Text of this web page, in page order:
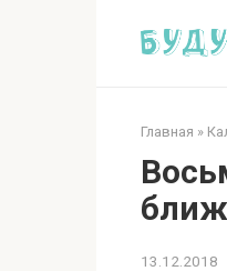
Главная »
13.12.2018